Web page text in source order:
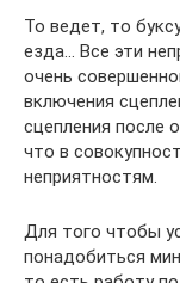
То ведет, то
езда… Все эти
очень
включения
сцепления после
что в
неприятностям.
Для того чтобы
понадобиться